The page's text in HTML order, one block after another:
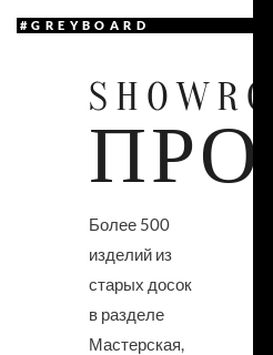
#GREYBOARD
Более 500
изделий из
старых досок
в разделе
Мастерская,